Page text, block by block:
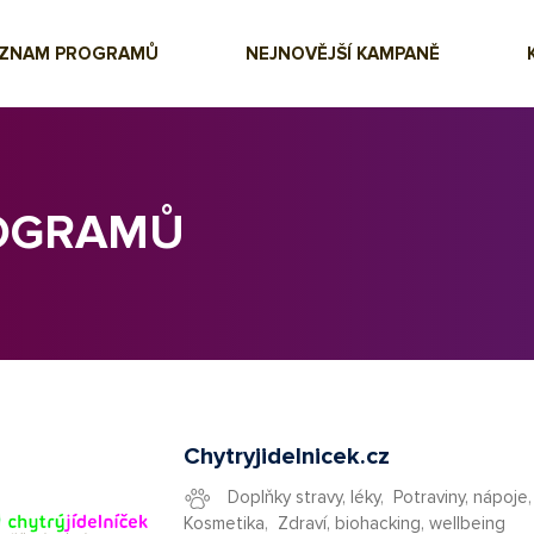
PROGRAMŮ NEJNOVĚJŠÍ KAMPANĚ
Chytryjidelnicek.cz
Doplňky stravy, léky, Potraviny, nápoje,
Kosmetika, Zdraví, biohacking, wellbeing